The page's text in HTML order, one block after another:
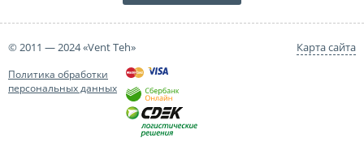
© 2011 — 2024 «Vent Teh» Карта сайта
Политика обработки
персональных данных